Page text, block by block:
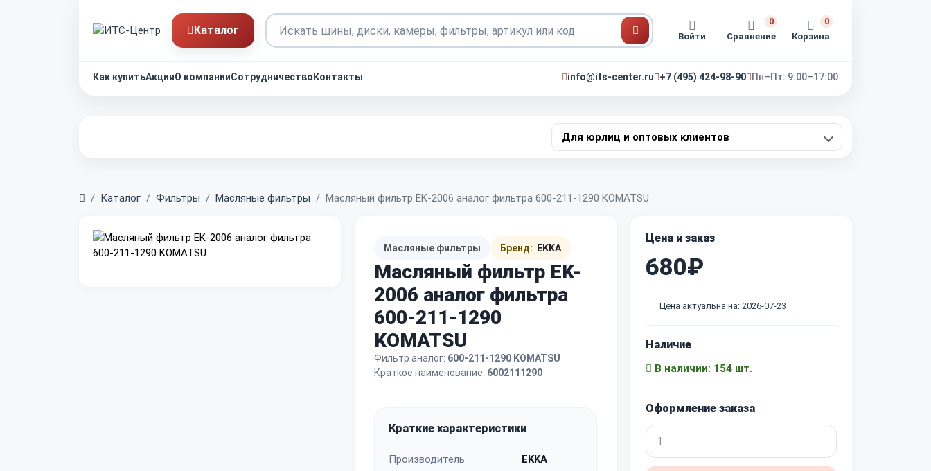
Каталог Войти Сравнение
0
Корзина
0
Как купитьАкцииО компанииСотрудничество Контакты info@its-center.ru +7 (495) 424-98-90 Пн–Пт: 9:00–17:00
Для юрлиц и оптовых клиентов
Главная
Каталог Фильтры Масляные фильтры Масляный фильтр EK-2006 аналог фильтра 600-211-1290 KOMATSU
Масляные фильтры Бренд: EKKA
Масляный фильтр EK-
2006 аналог фильтра
600-211-1290
KOMATSU
Фильтр аналог: 600-211-1290 KOMATSU
Краткое наименование: 6002111290
Краткие характеристики
Производитель EKKA
Цена и заказ
680₽
Цена актуальна на: 2026-07-23
Наличие
В наличии: 154 шт.
Оформление заказа